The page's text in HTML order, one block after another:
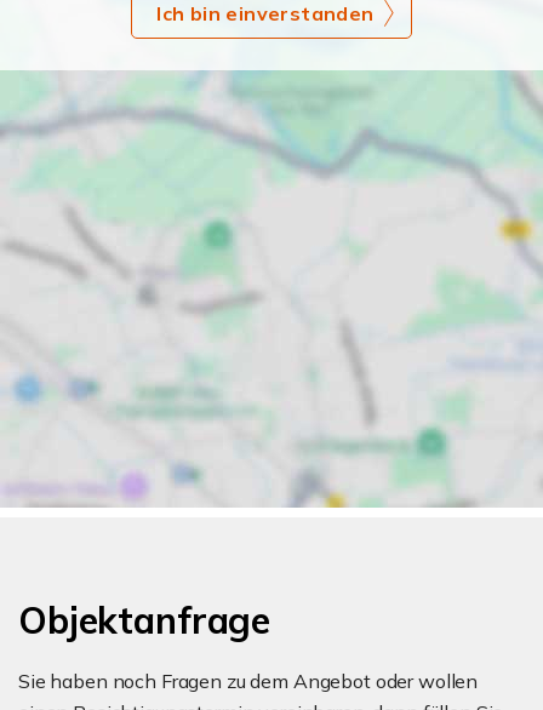
Ich bin einverstanden
Objektanfrage
Sie haben noch Fragen zu dem Angebot oder wollen